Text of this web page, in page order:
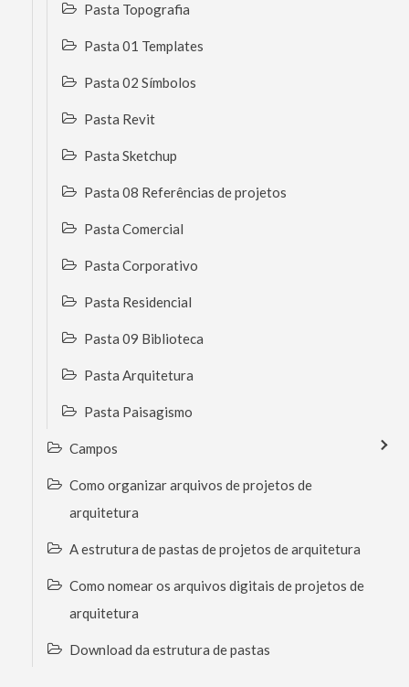
Pasta Topografia
Pasta 01 Templates
Pasta 02 Símbolos
Pasta Revit
Pasta Sketchup
Pasta 08 Referências de projetos
Pasta Comercial
Pasta Corporativo
Pasta Residencial
Pasta 09 Biblioteca
Pasta Arquitetura
Pasta Paisagismo
Campos
Como organizar arquivos de projetos de
arquitetura
A estrutura de pastas de projetos de arquitetura
Como nomear os arquivos digitais de projetos de
arquitetura
Download da estrutura de pastas